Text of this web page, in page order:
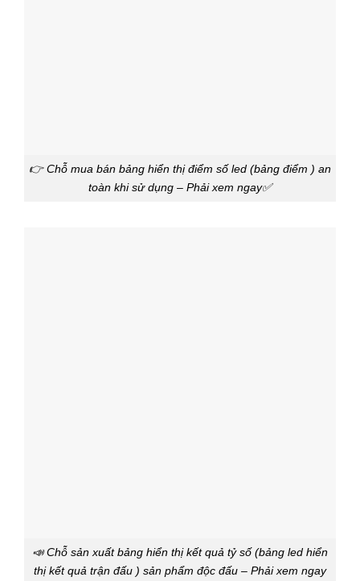
👉 Chỗ mua bán bảng hiển thị điểm số led (bảng điểm ) an
toàn khi sử dụng – Phải xem ngay✅
📣 Chỗ sản xuất bảng hiển thị kết quả tỷ số (bảng led hiển
thị kết quả trận đấu ) sản phẩm độc đấu – Phải xem ngay